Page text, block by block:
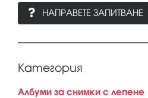
НАПРАВЕТЕ ЗАПИТВАНЕ
Категория
Албуми за снимки с лепене